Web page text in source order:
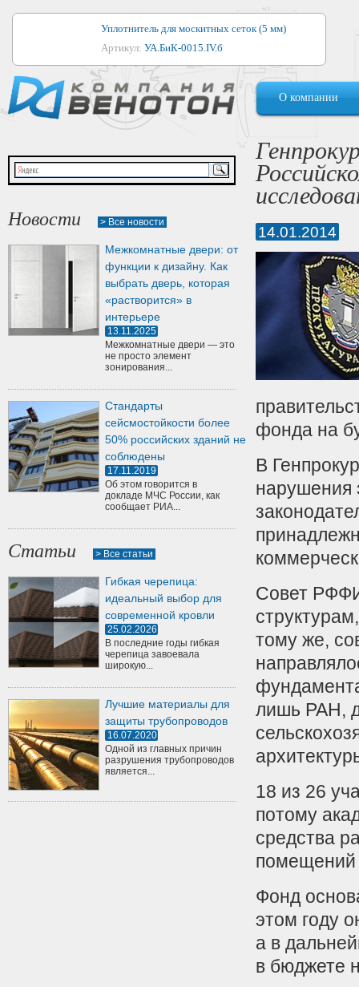
Уплотнитель для москитных сеток (5 мм)
Артикул: УА.БиК-0015.IV.б
Уплотнитель для алюминиевых окон
Артикул:1044
Уплотнитель для деревянных окон
Артикул:УМ.БиК-0062.IV.б
Уплотнитель лоджиевый для (4, 5, 6 мм)
Уплотнитель для деревянных дверей
Артикул:
О компании
Новости > Все новости
Межкомнатные двери: от
функции к дизайну. Как
выбрать дверь, которая
«растворится» в
интерьере
13.11.2025
Межкомнатные двери — это
не просто элемент
зонирования...
Стандарты
сейсмостойкости более
50% российских зданий не
соблюдены
17.11.2019
Об этом говорится в
докладе МЧС России, как
сообщает РИА...
Статьи > Все статьи
Гибкая черепица:
идеальный выбор для
современной кровли
25.02.2026
В последние годы гибкая
черепица завоевала
широкую...
Лучшие материалы для
защиты трубопроводов
16.07.2020
Одной из главных причин
разрушения трубопроводов
является...
14.01.2014
фонда на
В
нарушения
Совет
тому же,
лишь РАН,
18 из 26
потому
средства
помещений
Фонд
этом году
а в
в бюджете